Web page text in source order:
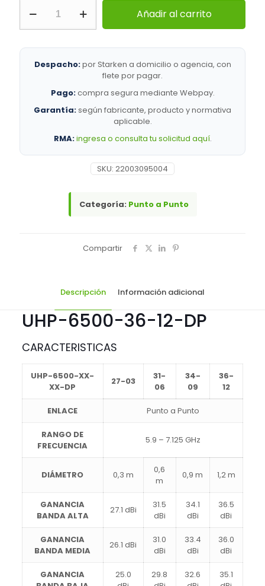
36-
cantidad
Añadir al carrito
Despacho:por Starken a domicilio o agencia, con
flete por pagar.
Pago:compra segura mediante Webpay.
Garantía:según fabricante, producto y normativa
aplicable.
RMA:ingresa o consulta tu solicitud aquí.
Categoría: Punto a Punto
SKU: 22003095004
Compartir
Descripción Información adicional
UHP-6500-36-12-DP
CARACTERISTICAS
UHP-6500-XX-
XX-DP
27-03
31-
06
34-
09
36-
12
ENLACE Punto a Punto
RANGO DE
FRECUENCIA
5.9 – 7.125 GHz
DIÁMETRO 0,3 m
0,6
m
0,9 m 1,2 m
GANANCIA
BANDA ALTA
27.1 dBi
31.5
dBi
34.1
dBi
36.5
dBi
GANANCIA
BANDA MEDIA
26.1 dBi
31.0
dBi
33.4
dBi
36.0
dBi
GANANCIA
25.0
29.8
32.6
35.1